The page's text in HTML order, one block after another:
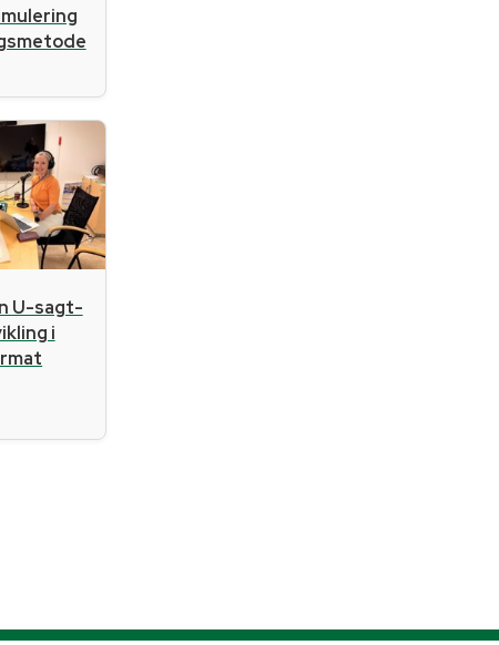
U-sagt-
i